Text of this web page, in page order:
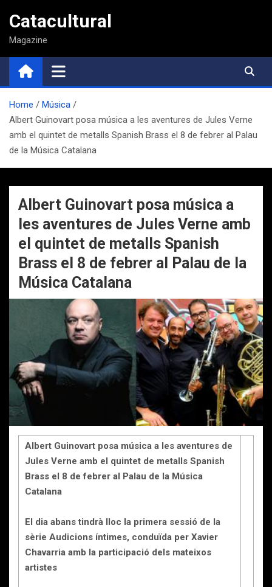
contenido
Catacultural
Magazine
Home
Música
Albert Guinovart posa música a les aventures de Jules Verne
amb el quintet de metalls Spanish Brass el 8 de febrer al Palau
de la Música Catalana
Albert Guinovart posa música a
les aventures de Jules Verne amb
el quintet de metalls Spanish
Brass el 8 de febrer al Palau de la
Música Catalana
Albert Guinovart posa música a les aventures de
Jules Verne amb el quintet de metalls Spanish
Brass el 8 de febrer al Palau de la Música
Catalana
El dia abans tindrà lloc la primera sessió de la
sèrie Audicions íntimes, conduïda per Xavier
Chavarria amb la participació dels mateixos
artistes